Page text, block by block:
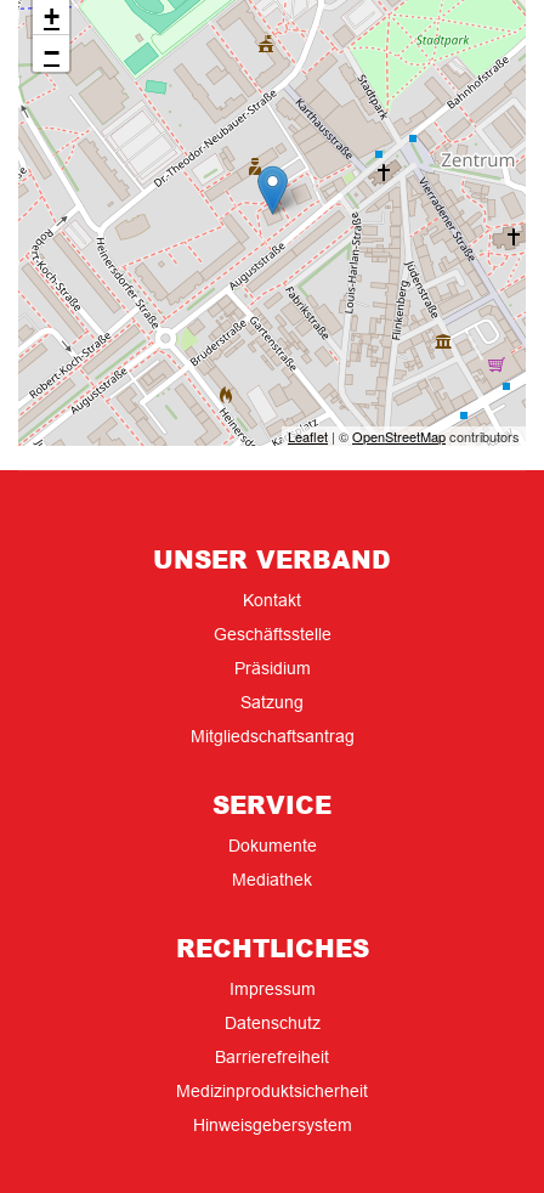
+
−
Leaflet | ©OpenStreetMapcontributors
UNSER VERBAND
Kontakt
Geschäftsstelle
Präsidium
Satzung
Mitgliedschaftsantrag
SERVICE
Dokumente
Mediathek
RECHTLICHES
Impressum
Datenschutz
Barrierefreiheit
Medizinproduktsicherheit
Hinweisgebersystem